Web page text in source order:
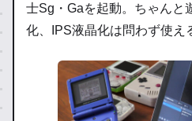
士Sg・Gaを起動。ちゃんと
化、IPS液晶化は問わず使え